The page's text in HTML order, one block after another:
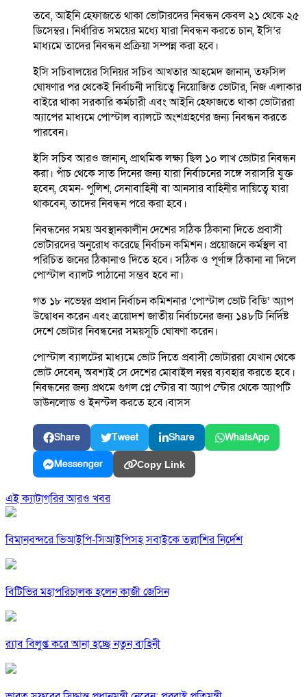
তবে, আইনি হেফাজতে থাকা ভোটারদের নিবন্ধন কেবল ২১ থেকে ২৫
ডিসেম্বর। নির্ধারিত সময়ের মধ্যে যারা নিবন্ধন করতে চান, ইসি’র
মাধ্যমে তাদের নিবন্ধন প্রক্রিয়া সম্পন্ন করা হবে।
ইসি সচিবালয়ের সিনিয়র সচিব আখতার আহমেদ জানান, তফসিল
ঘোষণার পর থেকেই নির্বাচনী দায়িত্বে নিয়োজিত ভোটার, নিজ এলাকার
বাইরে থাকা সরকারি কর্মচারী এবং আইনি হেফাজতে থাকা ভোটাররা
অ্যাপের মাধ্যমে পোস্টাল ব্যালটে অংশগ্রহণের জন্য নিবন্ধন করতে
পারবেন।
ইসি সচিব আরও জানান, প্রাথমিক লক্ষ্য ছিল ১০ লাখ ভোটার নিবন্ধন
করা। পাঁচ থেকে সাত দিনের জন্য যারা নির্বাচনের সঙ্গে সরাসরি যুক্ত
হবেন, যেমন- পুলিশ, সেনাবাহিনী বা আনসার বাহিনীর দায়িত্বে যারা
থাকবেন, তাদের নিবন্ধন পরে করা হবে।
নিবন্ধনের সময় অবস্থানকালীন দেশের সঠিক ঠিকানা দিতে প্রবাসী
ভোটারদের অনুরোধ করেছে নির্বাচন কমিশন। প্রয়োজনে কর্মস্থল বা
পরিচিত জনের ঠিকানাও দিতে হবে। সঠিক ও পূর্ণাঙ্গ ঠিকানা না দিলে
পোস্টাল ব্যালট পাঠানো সম্ভব হবে না।
গত ১৮ নভেম্বর প্রধান নির্বাচন কমিশনার ‘পোস্টাল ভোট বিডি’ অ্যাপ
উদ্বোধন করেন এবং ত্রয়োদশ জাতীয় নির্বাচনের জন্য ১৪৮টি নির্দিষ্ট
দেশে ভোটার নিবন্ধনের সময়সূচি ঘোষণা করেন।
পোস্টাল ব্যালটের মাধ্যমে ভোট দিতে প্রবাসী ভোটাররা যেখান থেকে
ভোট দেবেন, অবশ্যই সে দেশের মোবাইল নম্বর ব্যবহার করতে হবে।
নিবন্ধনের জন্য প্রথমে গুগল প্লে স্টোর বা অ্যাপ স্টোর থেকে অ্যাপটি
ডাউনলোড ও ইনস্টল করতে হবে।বাসস
Share Tweet Share WhatsApp
Messenger Copy Link
এই ক্যাটাগরির আরও খবর
বিমানবন্দরে ভিআইপি-সিআইপিসহ সবাইকে তল্লাশির নির্দেশ
বিটিভির মহাপরিচালক হলেন কাজী জেসিন
র‍্যাব বিলুপ্ত করে আনা হচ্ছে নতুন বাহিনী